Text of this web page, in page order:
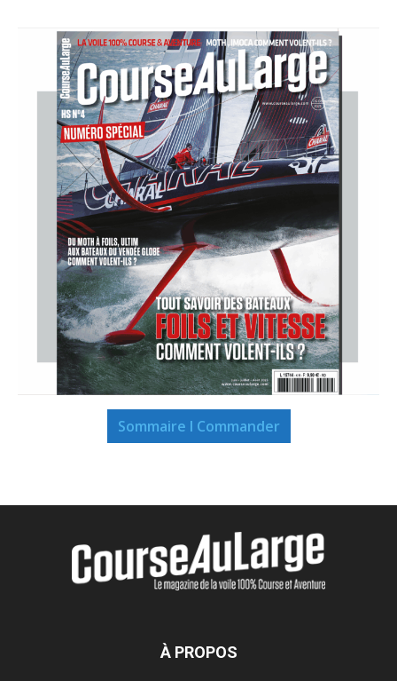
Sommaire I Commander
À PROPOS